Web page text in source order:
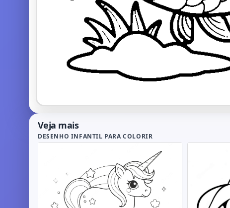
Veja mais
DESENHO INFANTIL PARA COLORIR